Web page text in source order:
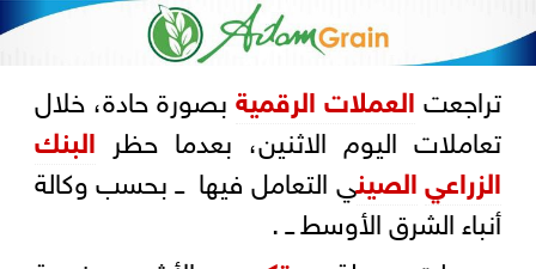
تراجعتالعملات الرقميةبصورة حادة، خلال
تعاملات اليوم الاثنين، بعدما حظر البنك
الزراعيالصيني التعامل فيها ــ بحسب وكالة
أنباء الشرق الأوسط ــ .